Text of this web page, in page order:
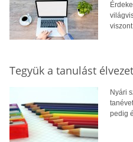
Tegyük a tanulást
Nyári
pedig